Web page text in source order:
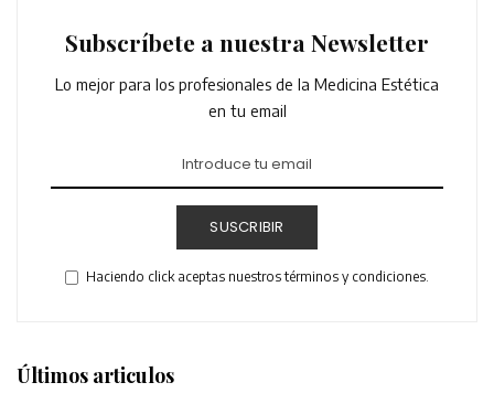
Subscríbete a nuestra Newsletter
Lo mejor para los profesionales de la Medicina Estética
en tu email
SUSCRIBIR
Haciendo click aceptas nuestros términos y condiciones.
Últimos articulos